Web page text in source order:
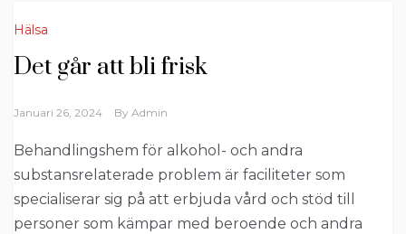
Hälsa
Det går att bli frisk
Januari 26, 2024 By Admin
Behandlingshem för alkohol- och andra
substansrelaterade problem är faciliteter som
specialiserar sig på att erbjuda vård och stöd till
personer som kämpar med beroende och andra